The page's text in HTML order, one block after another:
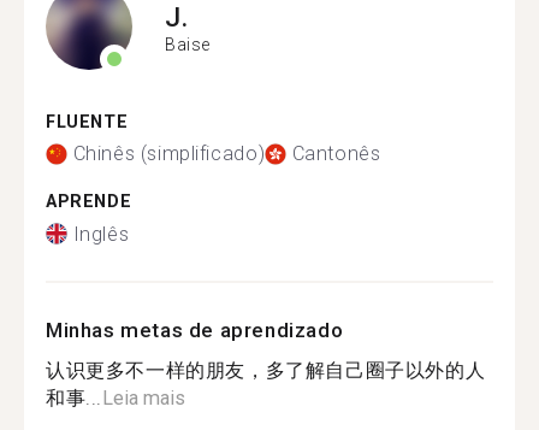
J.
Baise
FLUENTE
Chinês (simplificado) Cantonês
APRENDE
Inglês
Minhas metas de aprendizado
认识更多不一样的朋友，多了解自己圈子以外的人
和事... Leia mais